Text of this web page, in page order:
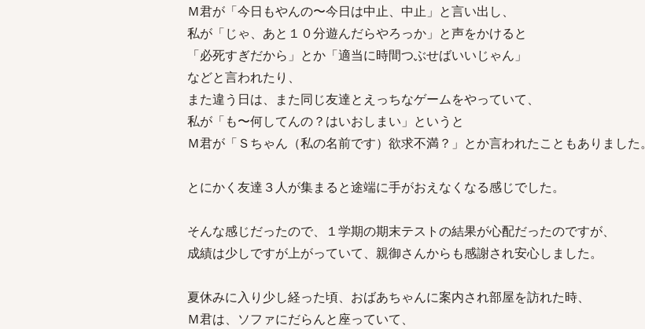
Ｍ君が「今日もやんの〜今日は中止、中止」と言い出し、
私が「じゃ、あと１０分遊んだらやろっか」と声をかけると
「必死すぎだから」とか「適当に時間つぶせばいいじゃん」
などと言われたり、
また違う日は、また同じ友達とえっちなゲームをやっていて、
私が「も〜何してんの？はいおしまい」というと
Ｍ君が「Ｓちゃん（私の名前です）欲求不満？」とか言われたこともありました。
とにかく友達３人が集まると途端に手がおえなくなる感じでした。
そんな感じだったので、１学期の期末テストの結果が心配だったのですが、
成績は少しですが上がっていて、親御さんからも感謝され安心しました。
夏休みに入り少し経った頃、おばあちゃんに案内され部屋を訪れた時、
Ｍ君は、ソファにだらんと座っていて、